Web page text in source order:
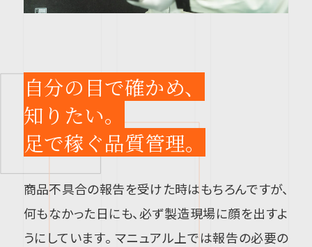
自分の目で確かめ、
知りたい。
足で稼ぐ品質管理。
商品不具合の報告を受けた時はもちろんですが、
何もなかった日にも、必ず製造現場に顔を出すよ
うにしています。 マニュアル上では報告の必要の